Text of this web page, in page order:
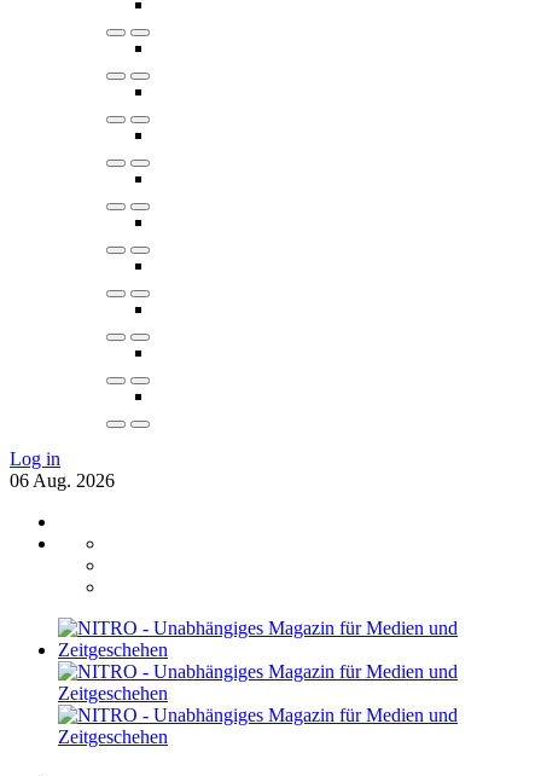
Log in
06 Aug. 2026